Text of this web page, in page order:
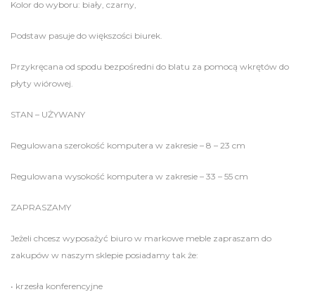
Kolor do wyboru: biały, czarny,
Podstaw pasuje do większości biurek.
Przykręcana od spodu bezpośredni do blatu za pomocą wkrętów do
płyty wiórowej.
STAN – UŻYWANY
Regulowana szerokość komputera w zakresie – 8 – 23 cm
Regulowana wysokość komputera w zakresie – 33 – 55 cm
ZAPRASZAMY
Jeżeli chcesz wyposażyć biuro w markowe meble zapraszam do
zakupów w naszym sklepie posiadamy tak że:
• krzesła konferencyjne